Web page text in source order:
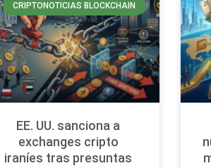
CRIPTONOTICIAS BLOCKCHAIN
EE. UU. sanciona a
exchanges cripto
iraníes tras presuntas